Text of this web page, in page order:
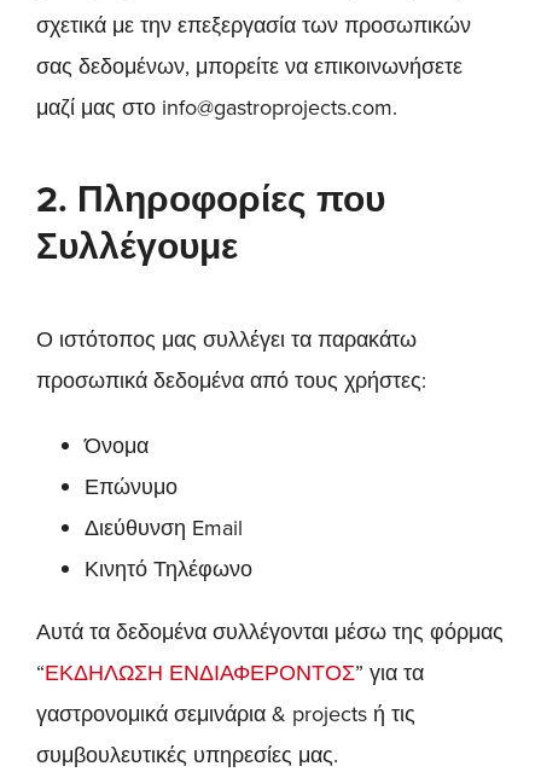
σχετικά με την επεξεργασία των προσωπικών
σας δεδομένων, μπορείτε να επικοινωνήσετε
μαζί μας στο info@gastroprojects.com.
2. Πληροφορίες που
Συλλέγουμε
Ο ιστότοπος μας συλλέγει τα παρακάτω
προσωπικά δεδομένα από τους χρήστες:
Όνομα
Επώνυμο
Διεύθυνση Email
Κινητό Τηλέφωνο
Αυτά τα δεδομένα συλλέγονται μέσω της φόρμας
“ΕΚΔΗΛΩΣΗ ΕΝΔΙΑΦΕΡΟΝΤΟΣ” για τα
γαστρονομικά σεμινάρια & projects ή τις
συμβουλευτικές υπηρεσίες μας.